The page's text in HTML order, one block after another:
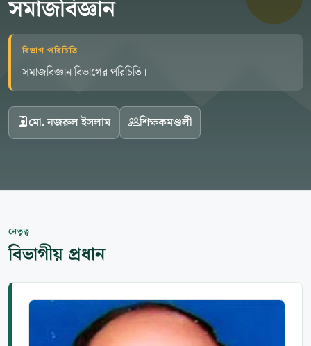
সমাজবিজ্ঞান
বিভাগ পরিচিতি
সমাজবিজ্ঞান বিভাগের পরিচিতি।
মো. নজরুল ইসলাম শিক্ষকমণ্ডলী
নেতৃত্ব
বিভাগীয় প্রধান